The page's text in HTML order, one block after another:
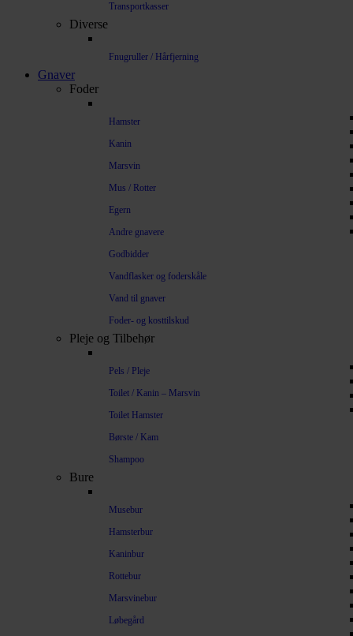
Transportkasser
Diverse
Fnugruller / Hårfjerning
Gnaver
Foder
Hamster
Kanin
Marsvin
Mus / Rotter
Egern
Andre gnavere
Godbidder
Vandflasker og foderskåle
Vand til gnaver
Foder- og kosttilskud
Pleje og Tilbehør
Pels / Pleje
Toilet / Kanin – Marsvin
Toilet Hamster
Børste / Kam
Shampoo
Bure
Musebur
Hamsterbur
Kaninbur
Rottebur
Marsvinebur
Løbegård